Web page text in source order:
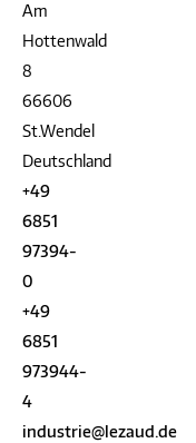
Am
Hottenwald
8
66606
St.Wendel
Deutschland
+49
6851
97394-
0
+49
6851
973944-
4
industrie@lezaud.de